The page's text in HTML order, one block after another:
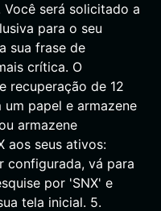
será solicitado a
para o seu
sua frase de
crítica. O
recuperação de 12
papel e armazene
armazene
aos seus ativos:
configurada, vá para
por 'SNX' e
tela inicial. 5.